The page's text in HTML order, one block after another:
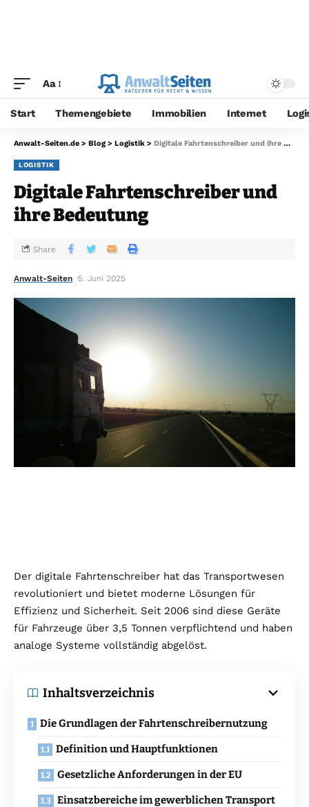
Aa
Start Themengebiete Immobilien Internet
Anwalt-Seiten.de > Blog > Logistik > Digitale Fahrtenschreiber und ihre Bedeutung
LOGISTIK
Digitale Fahrtenschreiber und
ihre Bedeutung
Anwalt-Seiten 5. Juni 2025
Share
Der digitale Fahrtenschreiber hat das Transportwesen
revolutioniert und bietet moderne Lösungen für
Effizienz und Sicherheit. Seit 2006 sind diese Geräte
für Fahrzeuge über 3,5 Tonnen verpflichtend und haben
analoge Systeme vollständig abgelöst.
Inhaltsverzeichnis
Die Grundlagen der Fahrtenschreibernutzung
Definition und Hauptfunktionen
Gesetzliche Anforderungen in der EU
Einsatzbereiche im gewerblichen Transport